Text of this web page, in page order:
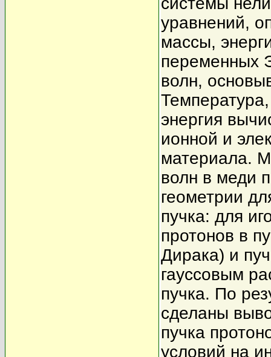
уравнений,
массы,
переменных
волн,
энергия
ионной и
материала.
волн в меди
геометрии
пучка: для
протонов в
Дирака) и
гауссовым
пучка. По
сделаны
пучка
условий на